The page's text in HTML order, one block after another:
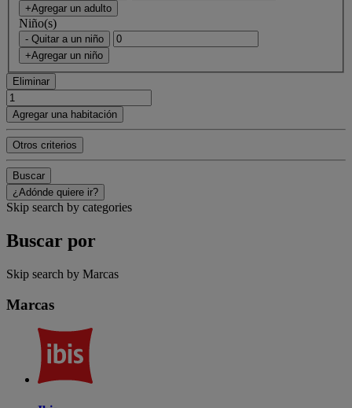
+Agregar un adulto
Niño(s)
- Quitar a un niño
+Agregar un niño
Eliminar
Agregar una habitación
Otros criterios
Buscar
¿Adónde quiere ir?
Skip search by categories
Buscar por
Skip search by Marcas
Marcas